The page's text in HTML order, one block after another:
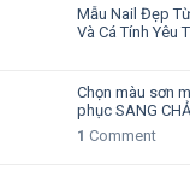
Mẫu Nail Đẹp
Và Cá Tính Yêu
Chọn màu sơn
phục SANG
1 Comment